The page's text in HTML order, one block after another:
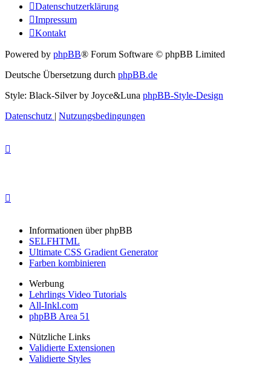
Datenschutzerklärung
Impressum
Kontakt
Powered by phpBB® Forum Software © phpBB Limited
Deutsche Übersetzung durch phpBB.de
Style: Black-Silver by Joyce&Luna phpBB-Style-Design
Datenschutz | Nutzungsbedingungen
Informationen über phpBB
SELFHTML
Ultimate CSS Gradient Generator
Farben kombinieren
Werbung
Lehrlings Video Tutorials
All-Inkl.com
phpBB Area 51
Nützliche Links
Validierte Extensionen
Validierte Styles